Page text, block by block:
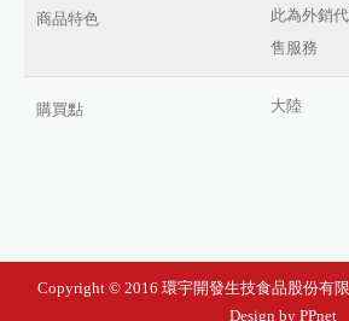
商品特色
此為外銷
售服務
購買點 大陸
Copyright © 2016 環宇開發生技食品股份有
Design by PPnet